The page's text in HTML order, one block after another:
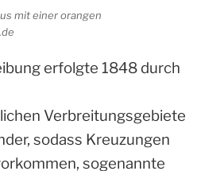
mit einer orangen
erfolgte 1848 durch
Verbreitungsgebiete
sodass Kreuzungen
sogenannte